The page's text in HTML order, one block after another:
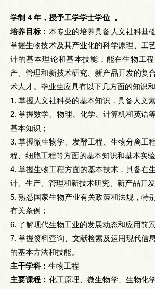
学制 4 年，授予工学学士学位 。
培养目标： 本专业的培养具备人文社科基
掌握生物技术及其产业化的科学原理、工
计的基本理论和基本技能，能在生物工
产、管理和新技术研究、新产品开发的复
术人才。毕业生应具有以下几方面的知识和
1. 掌握人文社科类的基本知识，具备人文素
2. 掌握数学、物理、化学、计算机和英语
基本知识；
3. 掌握微生物学、发酵工程、生物分离工
程、细胞工程等方面的基本知识和基本实验
4. 掌握生物工程方面的基本技术，具备在
计、生产、管理和新技术研究、新产品开
5. 熟悉国家生物产业有关政策和法规，特
有关条例；
6. 了解现代生物工业的发展动态和应用前景
7. 掌握资料查询、文献检索及运用现代信
的基本方法和技能。
主干学科： 生物工程
主要课程： 化工原理、微生物学、生物化